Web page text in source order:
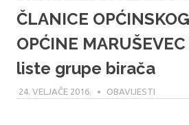
ČLANICE
OPĆINE
liste grupe birača
24. VELJAČE 2016. MODERATOR
OBAVIJESTI